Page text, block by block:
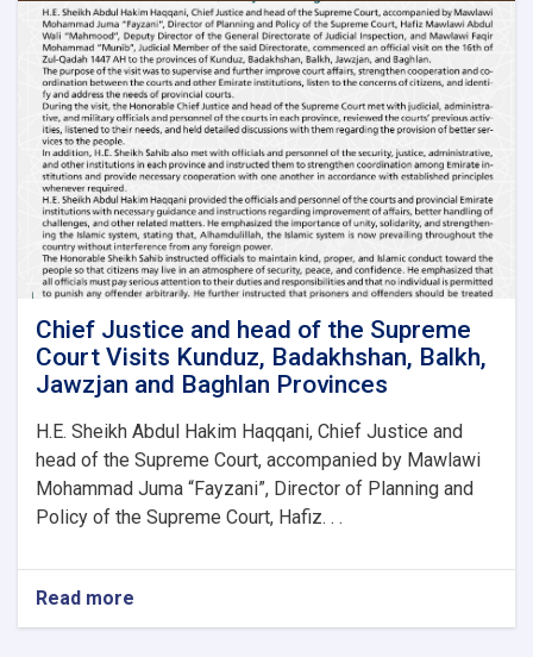
Court
Visits
Takhar,
Samangan,
Faryab
and
Sar-
e-
Pul
Provinces
to
Review
and
Improve
Court
Affairs
Chief Justice and head of the Supreme
Court Visits Kunduz, Badakhshan, Balkh,
Jawzjan and Baghlan Provinces
H.E. Sheikh Abdul Hakim Haqqani, Chief Justice and
head of the Supreme Court, accompanied by Mawlawi
Mohammad Juma “Fayzani”, Director of Planning and
Policy of the Supreme Court, Hafiz. . .
Read more
Chief